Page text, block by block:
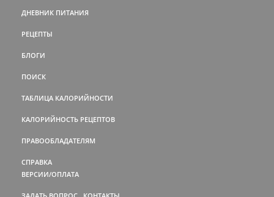
ДНЕВНИК ПИТАНИЯ
РЕЦЕПТЫ
БЛОГИ
ПОИСК
ТАБЛИЦА КАЛОРИЙНОСТИ
КАЛОРИЙНОСТЬ РЕЦЕПТОВ
ПРАВООБЛАДАТЕЛЯМ
СПРАВКА
ВЕРСИИ/ОПЛАТА